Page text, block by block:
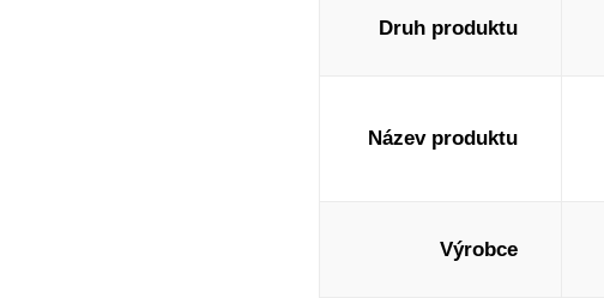
Druh produktu
Název produktu
Výrobce